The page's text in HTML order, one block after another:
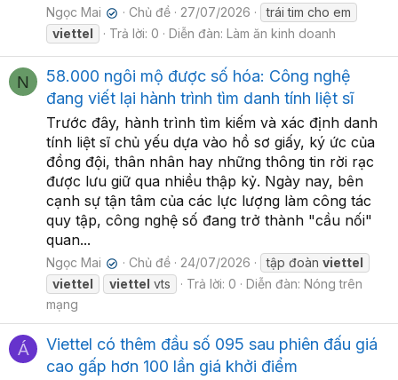
Ngọc Mai ✔ Chủ đề 27/07/2026
trái tim cho em
viettel
Trả lời: 0 Diễn đàn: Làm ăn kinh doanh
N
58.000 ngôi mộ được số hóa: Công nghệ
đang viết lại hành trình tìm danh tính liệt sĩ
Trước đây, hành trình tìm kiếm và xác định danh
tính liệt sĩ chủ yếu dựa vào hồ sơ giấy, ký ức của
đồng đội, thân nhân hay những thông tin rời rạc
được lưu giữ qua nhiều thập kỷ. Ngày nay, bên
cạnh sự tận tâm của các lực lượng làm công tác
quy tập, công nghệ số đang trở thành "cầu nối"
quan...
Ngọc Mai ✔ Chủ đề 24/07/2026 tập đoànviettel
viettel
viettel vts Trả lời: 0 Diễn đàn: Nóng trên
mạng
Á
Viettel có thêm đầu số 095 sau phiên đấu giá
cao gấp hơn 100 lần giá khởi điểm